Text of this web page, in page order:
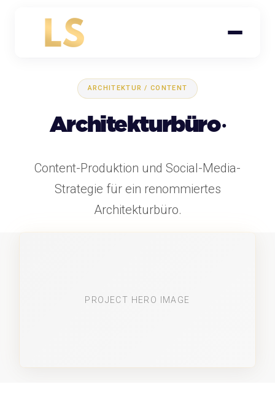
ARCHITEKTUR / CONTENT
Architekturbüro
Content-Produktion und Social-Media-
Strategie für ein renommiertes
Architekturbüro.